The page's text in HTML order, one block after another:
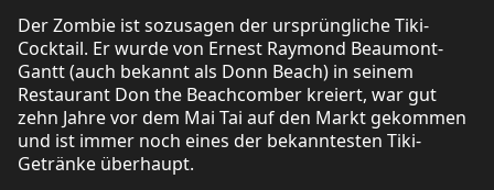
Der Zombie ist sozusagen der ursprüngliche Tiki-
Cocktail. Er wurde von Ernest Raymond Beaumont-
Gantt (auch bekannt als Donn Beach) in seinem
Restaurant Don the Beachcomber kreiert, war gut
zehn Jahre vor dem Mai Tai auf den Markt gekommen
und ist immer noch eines der bekanntesten Tiki-
Getränke überhaupt.